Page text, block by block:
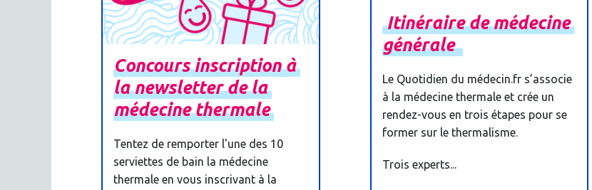
Concoursinscriptionà
lanewsletterdela
médecinethermale
Tentez de remporter l'une des 10
serviettes de bain la médecine
thermale en vous inscrivant à la
Itinérairedemédecine
générale
Le Quotidien du médecin.fr s’associe
à la médecine thermale et crée un
rendez-vous en trois étapes pour se
former sur le thermalisme.
Trois experts...